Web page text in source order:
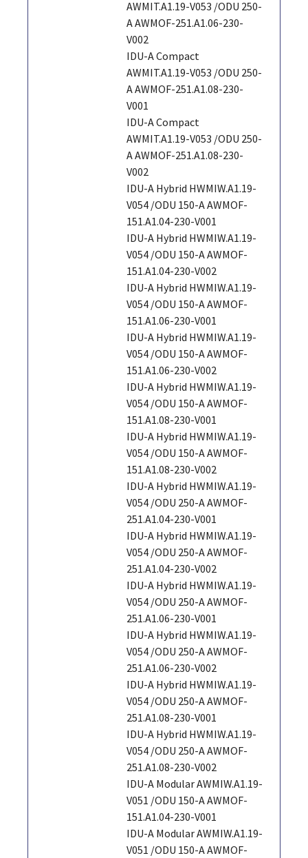
AWMIT.A1.19-V053 /ODU 250-
A AWMOF-251.A1.06-230-
V002
IDU-A Compact
AWMIT.A1.19-V053 /ODU 250-
A AWMOF-251.A1.08-230-
V001
IDU-A Compact
AWMIT.A1.19-V053 /ODU 250-
A AWMOF-251.A1.08-230-
V002
IDU-A Hybrid HWMIW.A1.19-
V054 /ODU 150-A AWMOF-
151.A1.04-230-V001
IDU-A Hybrid HWMIW.A1.19-
V054 /ODU 150-A AWMOF-
151.A1.04-230-V002
IDU-A Hybrid HWMIW.A1.19-
V054 /ODU 150-A AWMOF-
151.A1.06-230-V001
IDU-A Hybrid HWMIW.A1.19-
V054 /ODU 150-A AWMOF-
151.A1.06-230-V002
IDU-A Hybrid HWMIW.A1.19-
V054 /ODU 150-A AWMOF-
151.A1.08-230-V001
IDU-A Hybrid HWMIW.A1.19-
V054 /ODU 150-A AWMOF-
151.A1.08-230-V002
IDU-A Hybrid HWMIW.A1.19-
V054 /ODU 250-A AWMOF-
251.A1.04-230-V001
IDU-A Hybrid HWMIW.A1.19-
V054 /ODU 250-A AWMOF-
251.A1.04-230-V002
IDU-A Hybrid HWMIW.A1.19-
V054 /ODU 250-A AWMOF-
251.A1.06-230-V001
IDU-A Hybrid HWMIW.A1.19-
V054 /ODU 250-A AWMOF-
251.A1.06-230-V002
IDU-A Hybrid HWMIW.A1.19-
V054 /ODU 250-A AWMOF-
251.A1.08-230-V001
IDU-A Hybrid HWMIW.A1.19-
V054 /ODU 250-A AWMOF-
251.A1.08-230-V002
IDU-A Modular AWMIW.A1.19-
V051 /ODU 150-A AWMOF-
151.A1.04-230-V001
IDU-A Modular AWMIW.A1.19-
V051 /ODU 150-A AWMOF-